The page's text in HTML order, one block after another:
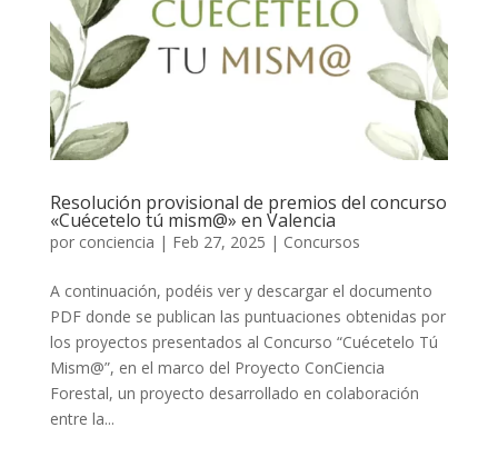
Resolución provisional de premios del concurso
«Cuécetelo tú mism@» en Valencia
por conciencia | Feb 27, 2025 | Concursos
A continuación, podéis ver y descargar el documento
PDF donde se publican las puntuaciones obtenidas por
los proyectos presentados al Concurso “Cuécetelo Tú
Mism@”, en el marco del Proyecto ConCiencia
Forestal, un proyecto desarrollado en colaboración
entre la...